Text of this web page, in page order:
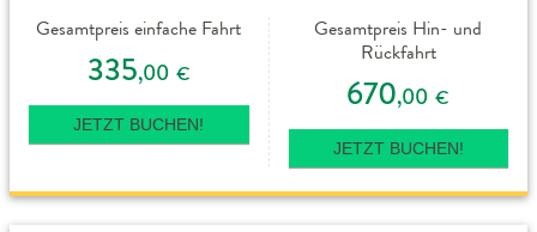
Gesamtpreis einfache Fahrt
335,00 €
JETZT BUCHEN!
Gesamtpreis Hin- und
Rückfahrt
670,00 €
JETZT BUCHEN!